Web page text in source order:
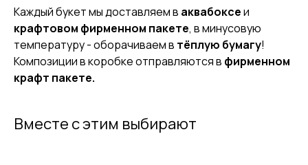
Каждый букет мы доставляем в аквабоксеи
крафтовом фирменном пакете, в минусовую
температуру - оборачиваем в тёплую бумагу!
Композиции в коробке отправляются в фирменном
крафт пакете.
Вместе с этим выбирают